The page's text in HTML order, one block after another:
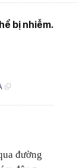
bị nhiễm.
đường